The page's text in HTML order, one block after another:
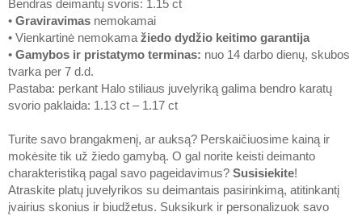
Bendras deimantų svoris: 1.15 ct
• Graviravimas nemokamai
• Vienkartinė nemokama žiedo dydžio keitimo garantija
• Gamybos ir pristatymo terminas: nuo 14 darbo dienų, skubos
tvarka per 7 d.d.
Pastaba: perkant Halo stiliaus juvelyriką galima bendro karatų
svorio paklaida: 1.13 ct – 1.17 ct
Turite savo brangakmenį, ar auksą? Perskaičiuosime kainą ir
mokėsite tik už žiedo gamybą. O gal norite keisti deimanto
charakteristiką pagal savo pageidavimus? Susisiekite!
Atraskite platų juvelyrikos su deimantais pasirinkimą, atitinkantį
įvairius skonius ir biudžetus. Suksikurk ir personalizuok savo